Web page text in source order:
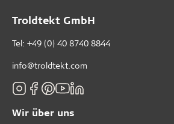
Troldtekt GmbH
Tel: +49 (0) 40 8740 8844
info@troldtekt.com
Wir über uns